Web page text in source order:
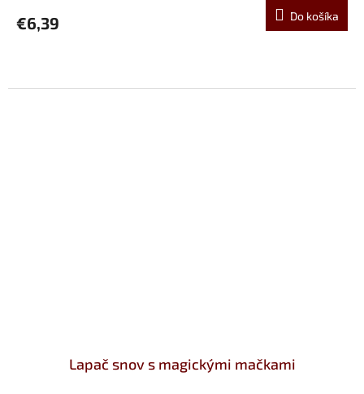
€6,39 Do košíka
Lapač snov s magickými mačkami